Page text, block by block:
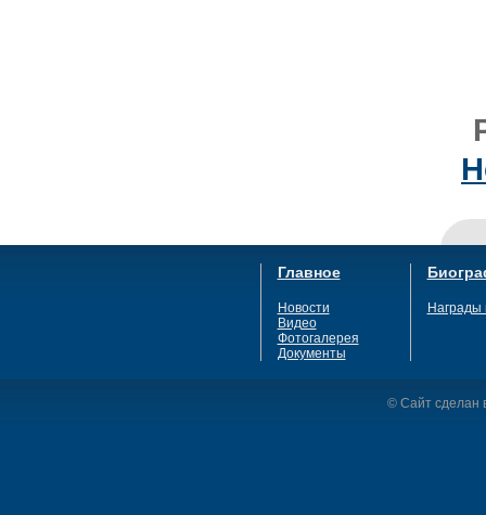
Главное
Новости
Видео
Фотогалерея
Документы
Награды
© Сайт сделан